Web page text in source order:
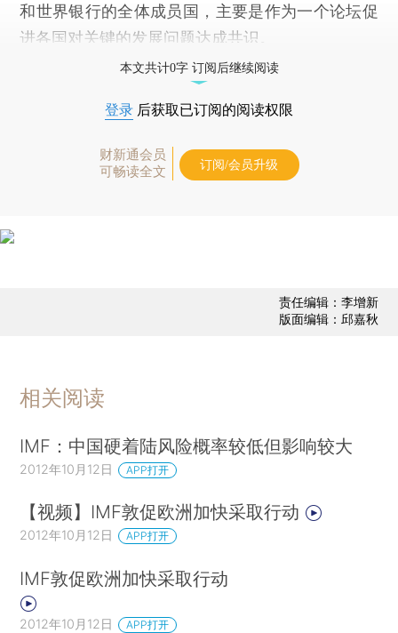
和世界银行的全体成员国，主要是作为一个论坛促
进各国对关键的发展问题达成共识。
本文共计0字 订阅后继续阅读
登录 后获取已订阅的阅读权限
财新通会员
可畅读全文
订阅/会员升级
责任编辑：李增新
版面编辑：邱嘉秋
相关阅读
IMF：中国硬着陆风险概率较低但影响较大
2012年10月12日 APP打开
【视频】IMF敦促欧洲加快采取行动
2012年10月12日 APP打开
IMF敦促欧洲加快采取行动
2012年10月12日 APP打开